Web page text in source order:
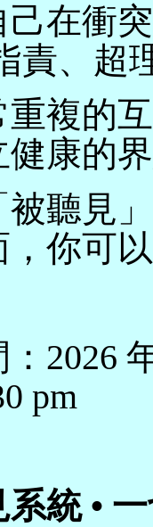
在衝
責、超
複的
健康的
聽見
你可
2026
pm
系統 •